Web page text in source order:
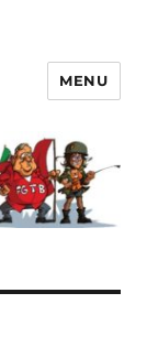
MENU